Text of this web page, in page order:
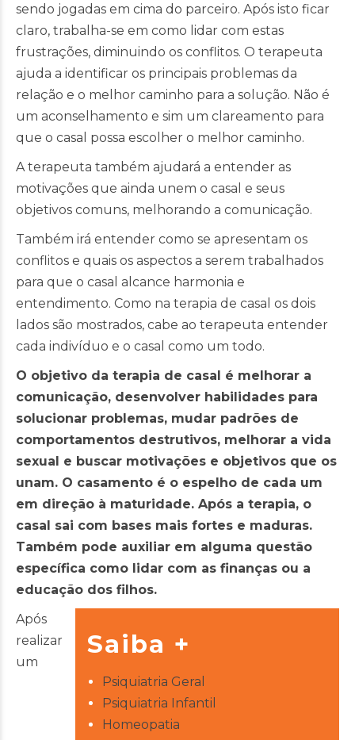
sendo jogadas em cima do parceiro. Após isto ficar
claro, trabalha-se em como lidar com estas
frustrações, diminuindo os conflitos. O terapeuta
ajuda a identificar os principais problemas da
relação e o melhor caminho para a solução. Não é
um aconselhamento e sim um clareamento para
que o casal possa escolher o melhor caminho.
A terapeuta também ajudará a entender as
motivações que ainda unem o casal e seus
objetivos comuns, melhorando a comunicação.
Também irá entender como se apresentam os
conflitos e quais os aspectos a serem trabalhados
para que o casal alcance harmonia e
entendimento. Como na terapia de casal os dois
lados são mostrados, cabe ao terapeuta entender
cada indivíduo e o casal como um todo.
O objetivo da terapia de casal é melhorar a
comunicação, desenvolver habilidades para
solucionar problemas, mudar padrões de
comportamentos destrutivos, melhorar a vida
sexual e buscar motivações e objetivos que os
unam. O casamento é o espelho de cada um
em direção à maturidade. Após a terapia, o
casal sai com bases mais fortes e maduras.
Também pode auxiliar em alguma questão
específica como lidar com as finanças ou a
educação dos filhos.
Saiba +
Psiquiatria Geral
Psiquiatria Infantil
Homeopatia
Após
realizar
um